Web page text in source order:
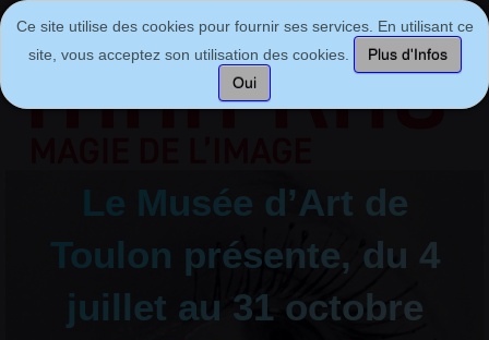
Le Musée d’Art de
Toulon présente, du 4
juillet au 31 octobre
Ce site utilise des cookies pour fournir ses services. En utilisant ce
site, vous acceptez son utilisation des cookies.
Plus d'Infos
Oui